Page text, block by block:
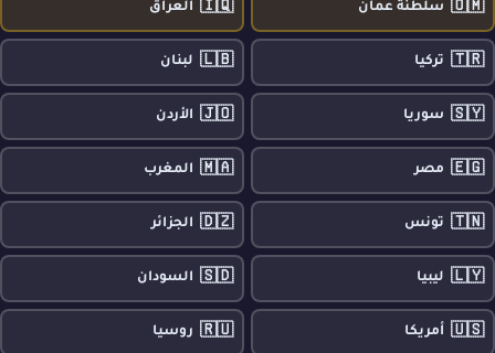
🇴🇲 سلطنة عمان 🇮🇶 العراق
🇹🇷 تركيا 🇱🇧 لبنان
🇸🇾 سوريا 🇯🇴 الأردن
🇪🇬 مصر 🇲🇦 المغرب
🇹🇳 تونس 🇩🇿 الجزائر
🇱🇾 ليبيا 🇸🇩 السودان
🇺🇸 أمريكا 🇷🇺 روسيا